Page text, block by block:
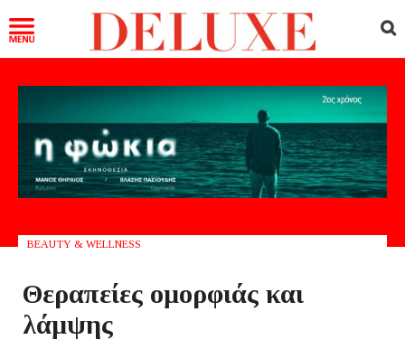
BEAUTY & WELLNESS
Θεραπείες ομορφιάς και
λάμψης